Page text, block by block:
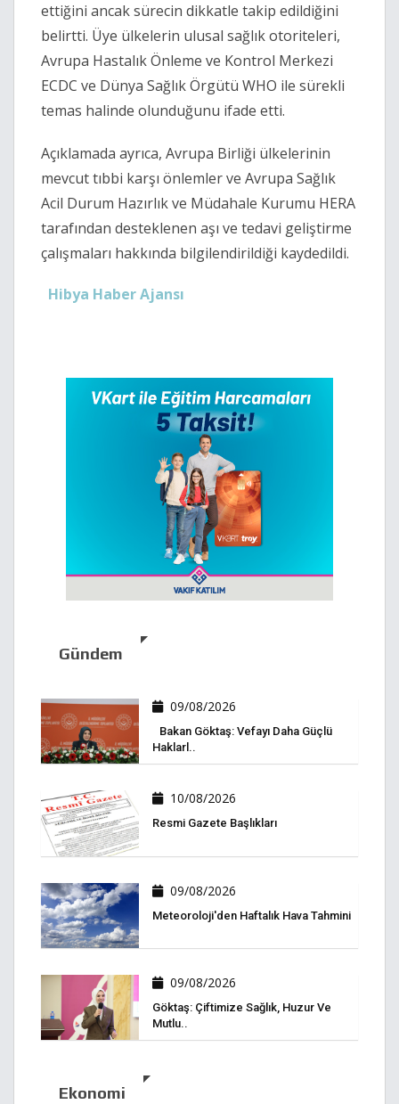
ettiğini ancak sürecin dikkatle takip edildiğini
belirtti. Üye ülkelerin ulusal sağlık otoriteleri,
Avrupa Hastalık Önleme ve Kontrol Merkezi
ECDC ve Dünya Sağlık Örgütü WHO ile sürekli
temas halinde olunduğunu ifade etti.
Açıklamada ayrıca, Avrupa Birliği ülkelerinin
mevcut tıbbi karşı önlemler ve Avrupa Sağlık
Acil Durum Hazırlık ve Müdahale Kurumu HERA
tarafından desteklenen aşı ve tedavi geliştirme
çalışmaları hakkında bilgilendirildiği kaydedildi.
Hibya Haber Ajansı
Gündem
09/08/2026
Bakan Göktaş: Vefayı Daha Güçlü
Haklarl..
10/08/2026
Resmi Gazete Başlıkları
09/08/2026
Meteoroloji'den Haftalık Hava Tahmini
09/08/2026
Göktaş: Çiftimize Sağlık, Huzur Ve
Mutlu..
Ekonomi